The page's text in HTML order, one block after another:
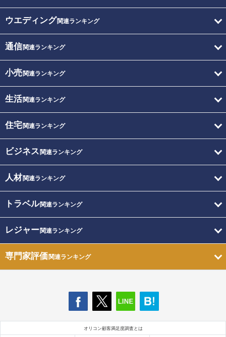
ウエディング関連ランキング
通信関連ランキング
小売関連ランキング
生活関連ランキング
住宅関連ランキング
ビジネス 関連ランキング
人材関連ランキング
トラベル関連ランキング
レジャー関連ランキング
専門家評価関連ランキング
オリコン顧客満足度調査とは